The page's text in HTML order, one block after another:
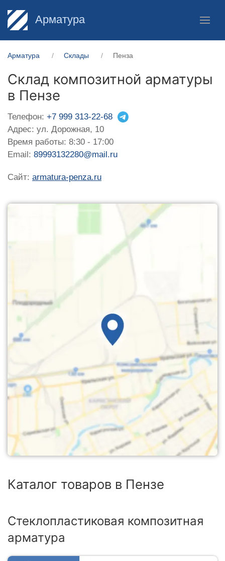
Арматура
Арматура Склады Пенза
Склад композитной арматуры
в Пензе
Телефон: +7 999 313-22-68
Адрес: ул. Дорожная, 10
Время работы: 8:30 - 17:00
Email: 89993132280@mail.ru
Сайт: armatura-penza.ru
Каталог товаров в Пензе
Стеклопластиковая композитная
арматура